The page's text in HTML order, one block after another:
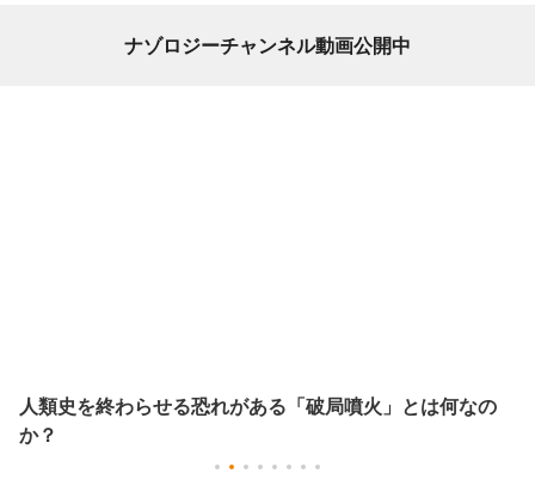
ナゾロジーチャンネル動画公開中
人類史を終わらせる恐れがある「破局噴火」とは何なの
か？